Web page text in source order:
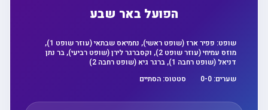
הפועל באר שבע
שופט:
פפיר ארז (שופט ראשי), נחמיאס שבתאי (עוזר שופט 1),
מוזס עמיחי (עוזר שופט 2), וקסברגר לירן (שופט רביעי), בר נתן
דניאל (שופט רחבה 1), ברגר גיא (שופט רחבה 2)
שערים:
0 -0 סטטוס:הסתיים